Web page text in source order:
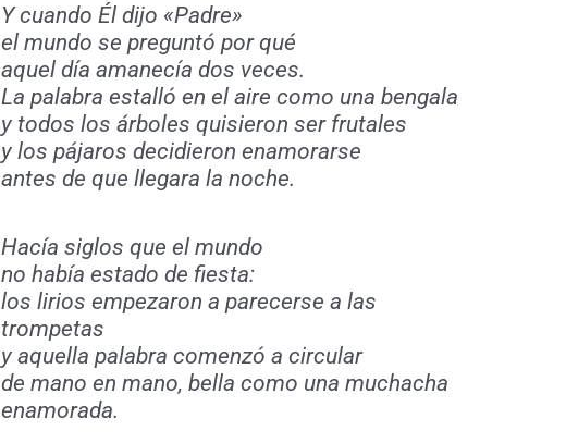
Y cuando Él dijo «Padre»
el mundo se preguntó por qué
aquel día amanecía dos veces.
La palabra estalló en el aire como una bengala
y todos los árboles quisieron ser frutales
y los pájaros decidieron enamorarse
antes de que llegara la noche.
Hacía siglos que el mundo
no había estado de fiesta:
los lirios empezaron a parecerse a las
trompetas
y aquella palabra comenzó a circular
de mano en mano, bella como una muchacha
enamorada.